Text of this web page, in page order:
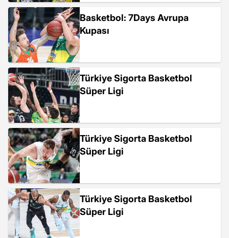
Basketbol: 7Days Avrupa
Kupası
Türkiye Sigorta Basketbol
Süper Ligi
Türkiye Sigorta Basketbol
Süper Ligi
Türkiye Sigorta Basketbol
Süper Ligi